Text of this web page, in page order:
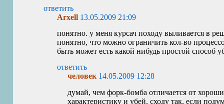
ответить
Arxell 13.05.2009 21:09
понятно. у меня курсач походу выливается в
понятно, что можно ограничить кол-во
быть может есть какой нибудь простой способ
ответить
человек 14.05.2009 12:28
думай, чем форк-бомба отличается от
характеристику и убей. сходу так, если